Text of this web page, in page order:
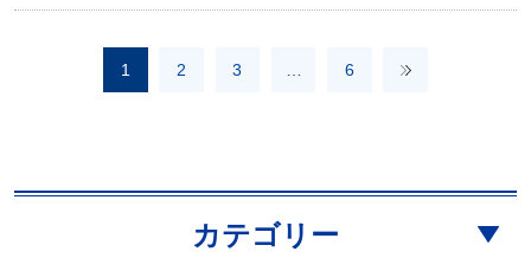
1 2 3 6
カテゴリー